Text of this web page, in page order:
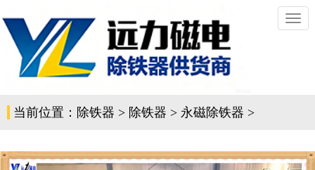
切
换
当前位置： 除铁器 > 除铁器 > 永磁除铁器 >